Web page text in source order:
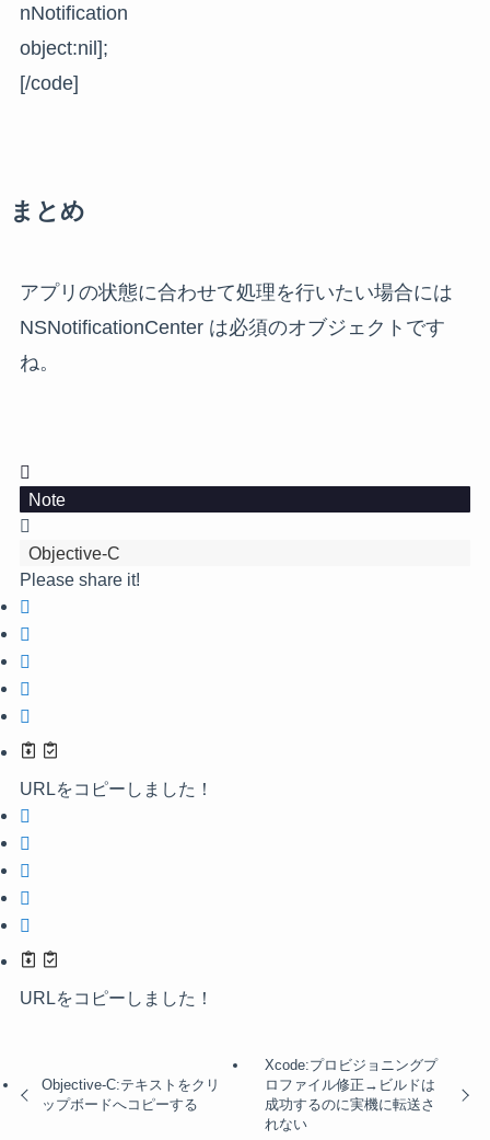
nNotification
object:nil];
[/code]
まとめ
アプリの状態に合わせて処理を行いたい場合には
NSNotificationCenter は必須のオブジェクトです
ね。
Note
Objective-C
Please share it!
URLをコピーしました！
URLをコピーしました！
Objective-C:テキストをクリ
ップボードへコピーする
Xcode:プロビジョニングプ
ロファイル修正→ビルドは
成功するのに実機に転送さ
れない